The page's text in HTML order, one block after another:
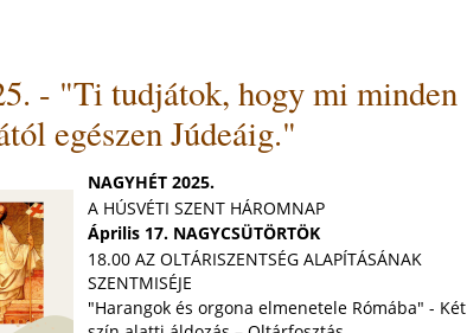
- "Ti tudjátok, hogy mi minden
egészen Júdeáig."
NAGYHÉT 2025.
A HÚSVÉTI SZENT HÁROMNAP
Április 17. NAGYCSÜTÖRTÖK
18.00 AZ OLTÁRISZENTSÉG ALAPÍTÁSÁNAK
SZENTMISÉJE
"Harangok és orgona elmenetele Rómába" - Két